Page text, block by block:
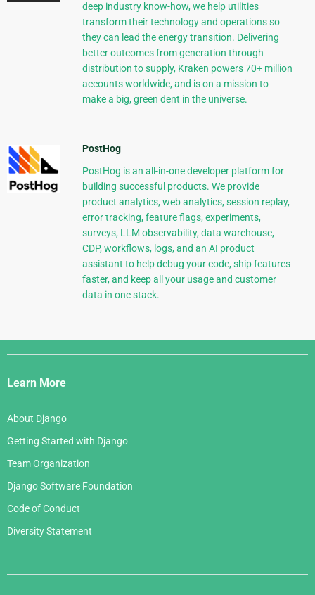
deep industry know-how, we help utilities
transform their technology and operations so
they can lead the energy transition. Delivering
better outcomes from generation through
distribution to supply, Kraken powers 70+ million
accounts worldwide, and is on a mission to
make a big, green dent in the universe.
PostHog
PostHog is an all-in-one developer platform for
building successful products. We provide
product analytics, web analytics, session replay,
error tracking, feature flags, experiments,
surveys, LLM observability, data warehouse,
CDP, workflows, logs, and an AI product
assistant to help debug your code, ship features
faster, and keep all your usage and customer
data in one stack.
Django
Links
Learn More
About Django
Getting Started with Django
Team Organization
Django Software Foundation
Code of Conduct
Diversity Statement